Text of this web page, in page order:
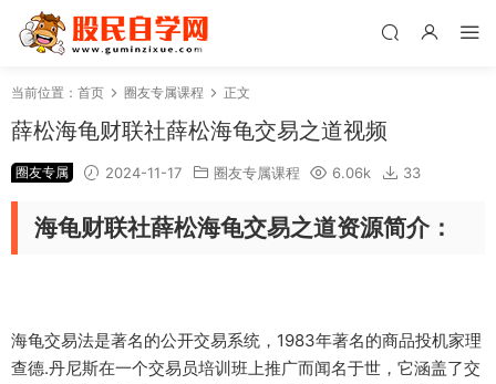
当前位置： 首页 圈友专属课程 正文
薛松海龟财联社薛松海龟交易之道视频
圈友专属 2024-11-17 圈友专属课程 6.06k 33
海龟财联社薛松海龟交易之道资源简介：
海龟交易法是著名的公开交易系统，1983年著名的商品投机家理
查德.丹尼斯在一个交易员培训班上推广而闻名于世，它涵盖了交